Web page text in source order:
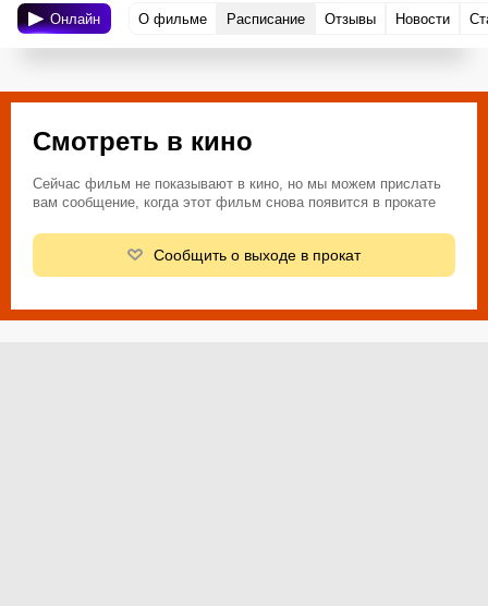
Онлайн О фильме Расписание Отзывы Новости
Смотреть в кино
Сейчас фильм не показывают в кино, но мы можем прислать
вам сообщение, когда этот фильм снова появится в прокате
Сообщить о выходе в прокат